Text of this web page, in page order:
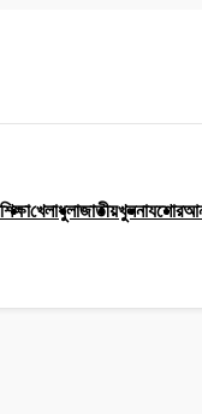
শিক্ষাখেলাধুলাজাতীয়খুলনাযশোর